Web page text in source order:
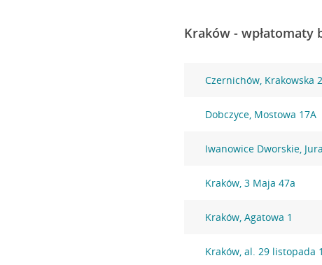
Kraków - wpłatomaty
Czernichów, Krakowska
Dobczyce, Mostowa 17A
Iwanowice Dworskie,
Kraków, 3 Maja 47a
Kraków, Agatowa 1
Kraków, al. 29 listopada